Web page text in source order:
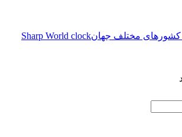
مختلف جهانSharp World clock